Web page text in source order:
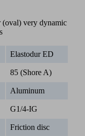
(oval) very dynamic
Elastodur ED
85 (Shore A)
Aluminum
G1/4-IG
Friction disc